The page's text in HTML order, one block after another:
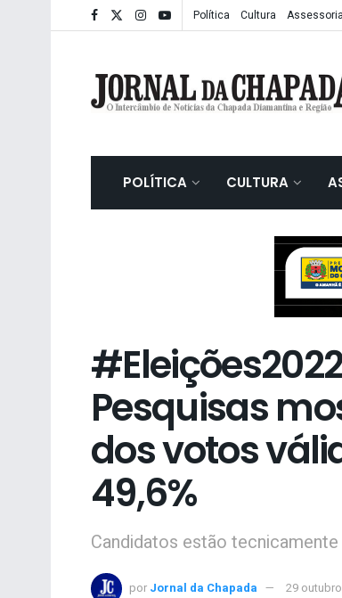
Política Cultura Assessoria
POLÍTICA CULTURA
Pesquisas
dos votos
49,6%
Candidatos estão
por Jornal da Chapada
29